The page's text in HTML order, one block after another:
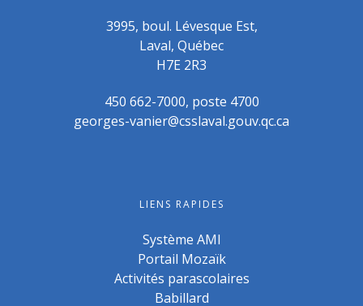
3995, boul. Lévesque Est,
Laval, Québec
H7E 2R3
450 662-7000, poste 4700
georges-vanier@csslaval.gouv.qc.ca
LIENS RAPIDES
Système AMI
Portail Mozaïk
Activités parascolaires
Babillard